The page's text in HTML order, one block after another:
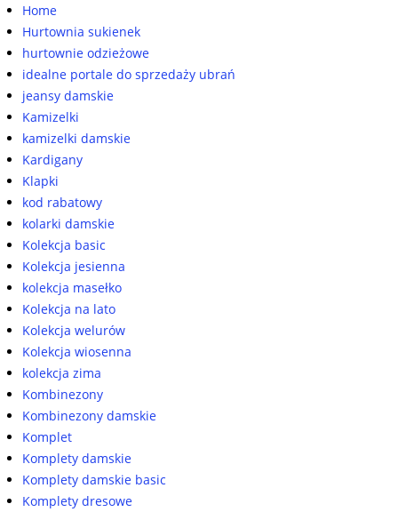
Home
Hurtownia sukienek
hurtownie odzieżowe
idealne portale do sprzedaży ubrań
jeansy damskie
Kamizelki
kamizelki damskie
Kardigany
Klapki
kod rabatowy
kolarki damskie
Kolekcja basic
Kolekcja jesienna
kolekcja masełko
Kolekcja na lato
Kolekcja welurów
Kolekcja wiosenna
kolekcja zima
Kombinezony
Kombinezony damskie
Komplet
Komplety damskie
Komplety damskie basic
Komplety dresowe